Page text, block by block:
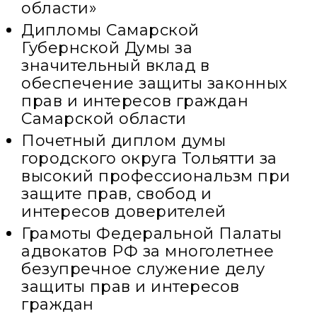
области»
Дипломы Самарской
Губернской Думы за
значительный вклад в
обеспечение защиты законных
прав и интересов граждан
Самарской области
Почетный диплом думы
городского округа Тольятти за
высокий профессиональзм при
защите прав, свобод и
интересов доверителей
Грамоты Федеральной Палаты
адвокатов РФ за многолетнее
безупречное служение делу
защиты прав и интересов
граждан